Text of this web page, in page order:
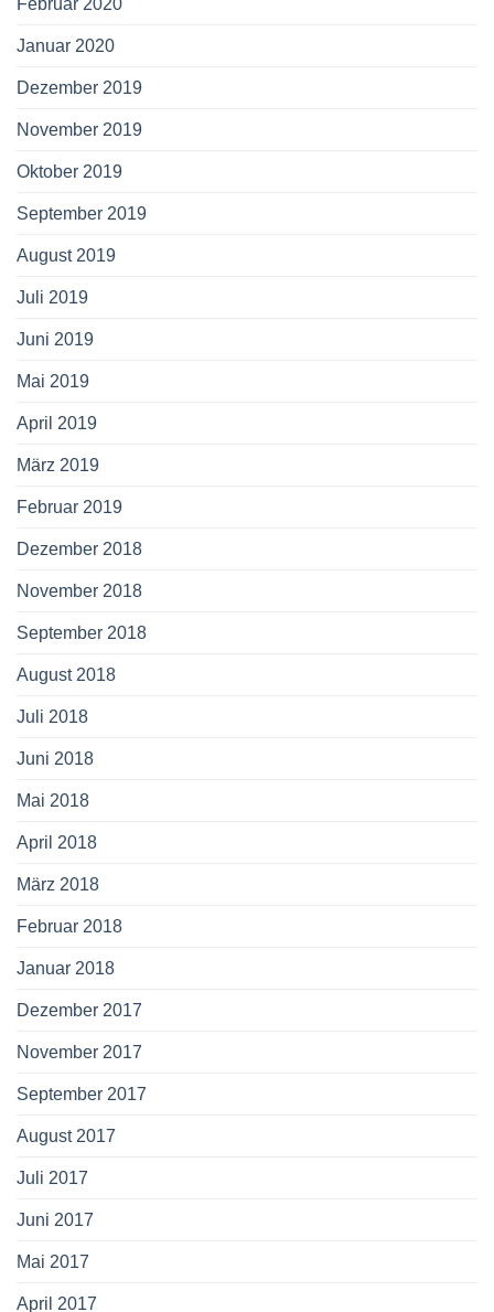
Februar 2020
Januar 2020
Dezember 2019
November 2019
Oktober 2019
September 2019
August 2019
Juli 2019
Juni 2019
Mai 2019
April 2019
März 2019
Februar 2019
Dezember 2018
November 2018
September 2018
August 2018
Juli 2018
Juni 2018
Mai 2018
April 2018
März 2018
Februar 2018
Januar 2018
Dezember 2017
November 2017
September 2017
August 2017
Juli 2017
Juni 2017
Mai 2017
April 2017